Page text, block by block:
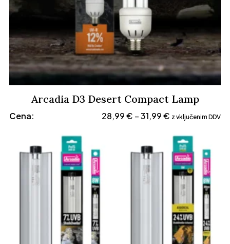
Arcadia D3 Desert Compact Lamp
Cena: 28,99€ – 31,99€ Cenovni
od
28,99 €
do
31,99 €
z vključenim DDV